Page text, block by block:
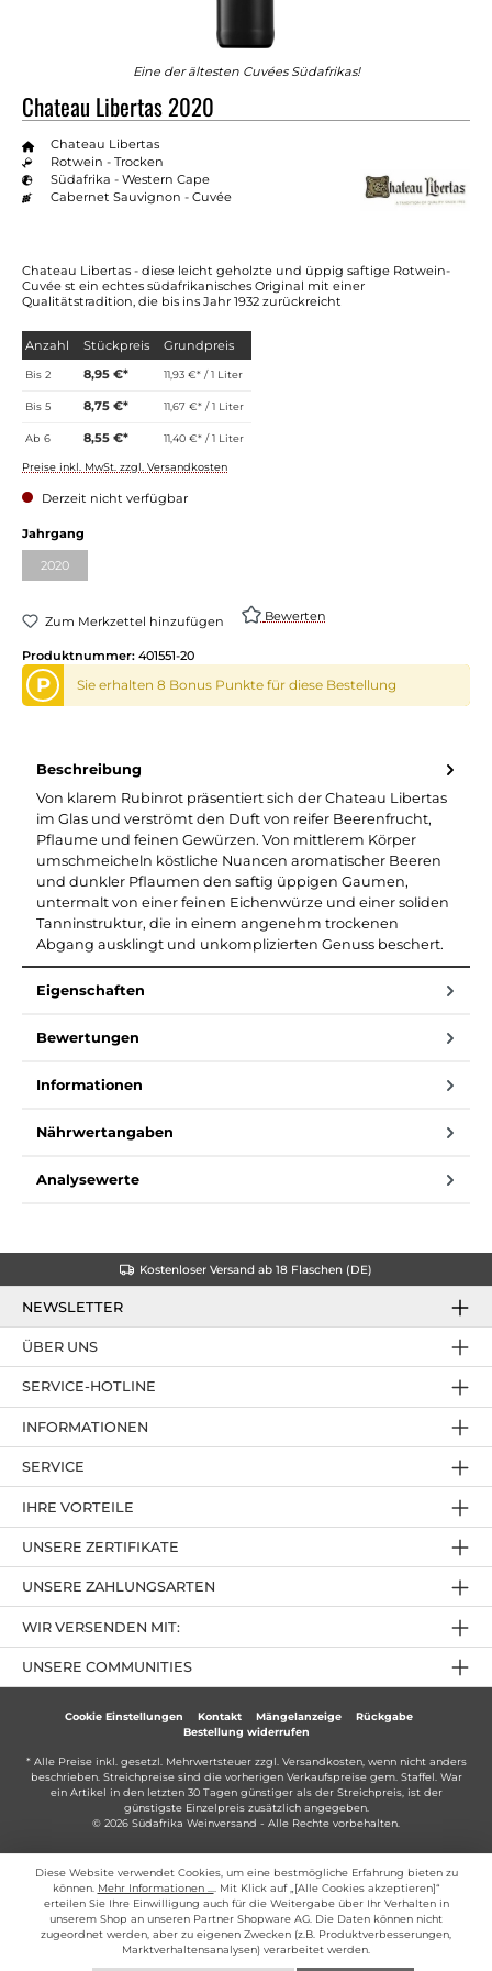
Eine der ältesten Cuvées Südafrikas!
Chateau Libertas 2020
Chateau Libertas
Rotwein - Trocken
Südafrika - Western Cape
Cabernet Sauvignon - Cuvée
Chateau Libertas - diese leicht geholzte und üppig saftige Rotwein-
Cuvée st ein echtes südafrikanisches Original mit einer
Qualitätstradition, die bis ins Jahr 1932 zurückreicht
Anzahl Stückpreis Grundpreis
Bis2 8,95 €* 11,93 €* / 1 Liter
Bis5 8,75 €* 11,67 €* / 1 Liter
Ab6 8,55 €* 11,40 €* / 1 Liter
Preise inkl. MwSt. zzgl. Versandkosten
Derzeit nicht verfügbar
Jahrgang
2020
Zum Merkzettel hinzufügen Bewerten
Produktnummer: 401551-20
P Sie erhalten 8 Bonus Punkte für diese Bestellung
Beschreibung
Von klarem Rubinrot präsentiert sich der Chateau Libertas
im Glas und verströmt den Duft von reifer Beerenfrucht,
Pflaume und feinen Gewürzen. Von mittlerem Körper
umschmeicheln köstliche Nuancen aromatischer Beeren
und dunkler Pflaumen den saftig üppigen Gaumen,
untermalt von einer feinen Eichenwürze und einer soliden
Tanninstruktur, die in einem angenehm trockenen
Abgang ausklingt und unkomplizierten Genuss beschert.
Eigenschaften
Bewertungen
Informationen
Nährwertangaben
Analysewerte
Kostenloser Versand ab 18 Flaschen (DE)
NEWSLETTER
SERVICE-HOTLINE
IHRE VORTEILE
UNSERE ZAHLUNGSARTEN
ÜBER UNS
UNSERE ZERTIFIKATE
INFORMATIONEN
SERVICE
UNSERE COMMUNITIES
WIR VERSENDEN MIT:
Cookie Einstellungen Kontakt Mängelanzeige
Rückgabe
Bestellung widerrufen
* Alle Preise inkl. gesetzl. Mehrwertsteuer zzgl. Versandkosten, wenn nicht anders
beschrieben. Streichpreise sind die vorherigen Verkaufspreise gem. Staffel. War
ein Artikel in den letzten 30 Tagen günstiger als der Streichpreis, ist der
günstigste Einzelpreis zusätzlich angegeben.
© 2026 Südafrika Weinversand - Alle Rechte vorbehalten.
Diese Website verwendet Cookies, um eine bestmögliche Erfahrung bieten zu
können. Mehr Informationen ...
. Mit Klick auf „[Alle Cookies akzeptieren]“
erteilen Sie Ihre Einwilligung auch für die Weitergabe über Ihr Verhalten in
unserem Shop an unseren Partner Shopware AG. Die Daten können nicht
zugeordnet werden, aber zu eigenen Zwecken (z.B. Produktverbesserungen,
Marktverhaltensanalysen) verarbeitet werden.